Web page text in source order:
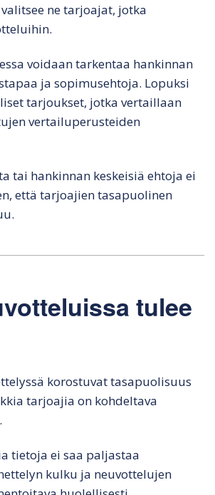
ne tarjoajat, jotka
voidaan tarkentaa hankinnan
ja sopimusehtoja. Lopuksi
tarjoukset, jotka vertaillaan
vertailuperusteiden
tai hankinnan keskeisiä ehtoja ei
että tarjoajien tasapuolinen
tulee
korostuvat tasapuolisuus
tarjoajia on kohdeltava
tietoja ei saa paljastaa
kulku ja neuvottelujen